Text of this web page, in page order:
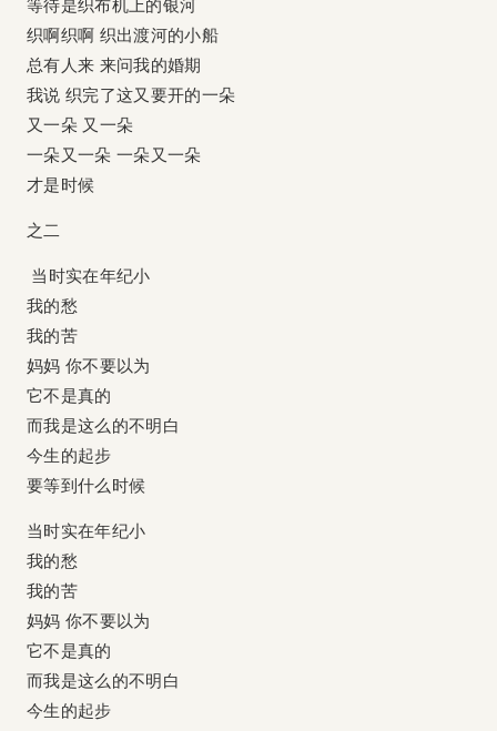
等待是织布机上的银河
织啊织啊 织出渡河的小船
总有人来 来问我的婚期
我说 织完了这又要开的一朵
又一朵 又一朵
一朵又一朵 一朵又一朵
才是时候
之二
当时实在年纪小
我的愁
我的苦
妈妈 你不要以为
它不是真的
而我是这么的不明白
今生的起步
要等到什么时候
当时实在年纪小
我的愁
我的苦
妈妈 你不要以为
它不是真的
而我是这么的不明白
今生的起步